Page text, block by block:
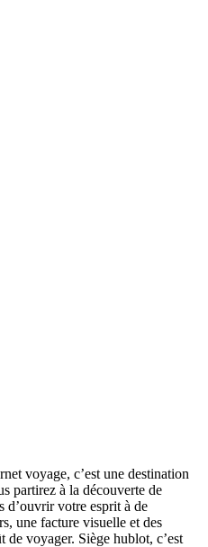
voyage, c’est une destination
partirez à la découverte de
d’ouvrir votre esprit à de
une facture visuelle et des
voyager. Siège hublot, c’est